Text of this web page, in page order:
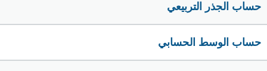
حساب الجذر التربيعي
حساب الوسط الحسابي